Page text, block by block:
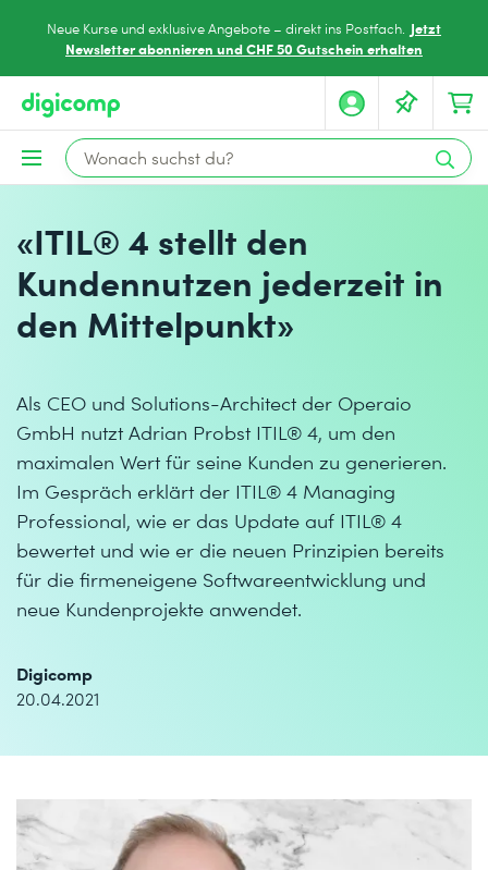
Neue Kurse und exklusive Angebote – direkt ins Postfach. Jetzt
Newsletter abonnieren und CHF 50 Gutschein erhalten
«ITIL® 4 stellt den
Kundennutzen jederzeit in
den Mittelpunkt»
Als CEO und Solutions-Architect der Operaio
GmbH nutzt Adrian Probst ITIL® 4, um den
maximalen Wert für seine Kunden zu generieren.
Im Gespräch erklärt der ITIL® 4 Managing
Professional, wie er das Update auf ITIL® 4
bewertet und wie er die neuen Prinzipien bereits
für die firmeneigene Softwareentwicklung und
neue Kundenprojekte anwendet.
Digicomp
20.04.2021